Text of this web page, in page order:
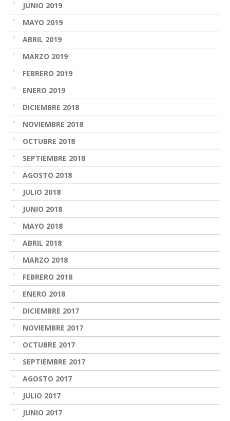
JUNIO 2019
MAYO 2019
ABRIL 2019
MARZO 2019
FEBRERO 2019
ENERO 2019
DICIEMBRE 2018
NOVIEMBRE 2018
OCTUBRE 2018
SEPTIEMBRE 2018
AGOSTO 2018
JULIO 2018
JUNIO 2018
MAYO 2018
ABRIL 2018
MARZO 2018
FEBRERO 2018
ENERO 2018
DICIEMBRE 2017
NOVIEMBRE 2017
OCTUBRE 2017
SEPTIEMBRE 2017
AGOSTO 2017
JULIO 2017
JUNIO 2017